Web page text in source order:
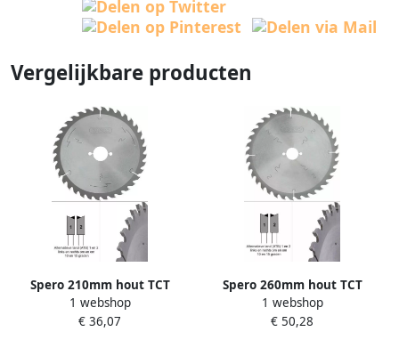
Vergelijkbare producten
Spero 210mm hout TCT
zaagblad 36 tands asgat
30mm SPW-210-36-30
1 webshop
€ 36,07
Spero 260mm hout TCT
zaagblad 36 tands asgat
30mm SPW-260-36-30
1 webshop
€ 50,28